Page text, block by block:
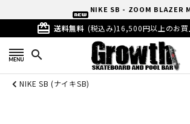
NIKE SB - ZOOM BLAZER
(Black/White/Black/Black/Anthracite)
card_giftcard 送料無料 (税込み)16,500円以上のお買
search
NIKE SB (ナイキSB)